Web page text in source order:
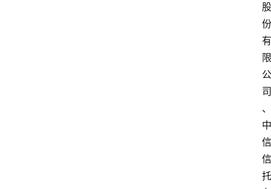
股
份
有
限
公
司
、
中
信
信
托